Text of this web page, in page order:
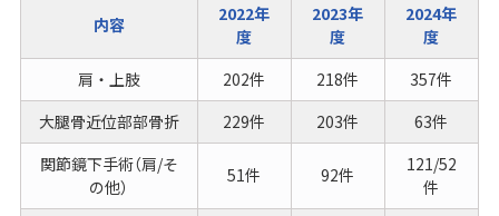
内容
2022年
度
2023年
度
2024年
度
肩・上肢
202件 218件
357件
大腿骨近位部部骨折
229件 203件
63件
関節鏡下手術（肩/そ
の他）
51件 92件
121/52
件